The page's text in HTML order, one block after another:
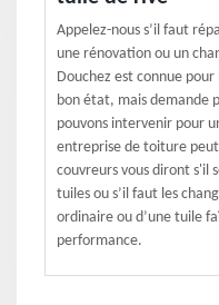
Appelez-nous s’il faut
une rénovation ou un
Douchez est connue
bon état, mais demande
pouvons intervenir pour
entreprise de toiture
couvreurs vous diront s'il
tuiles ou s’il faut les
ordinaire ou d’une tuile
performance.